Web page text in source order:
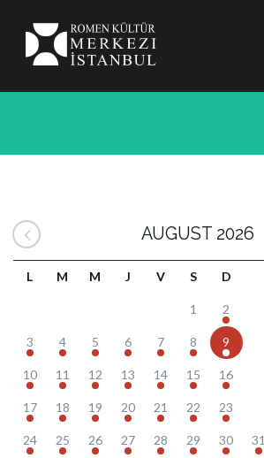
AUGUST 2026
L M M J V S D
1 2
3 4 5 6 7 8 9
10 11 12 13 14 15 16
17 18 19 20 21 22 23
24 25 26 27 28 29 30 31